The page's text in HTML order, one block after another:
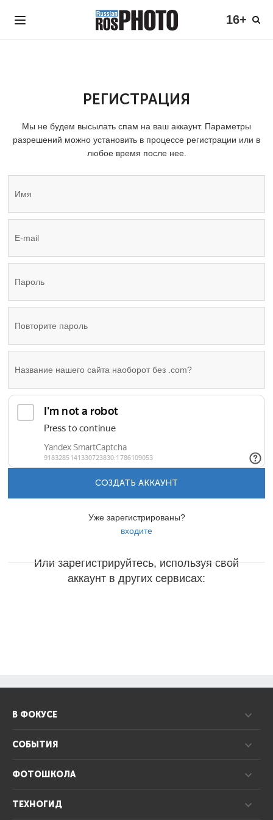
16+
РЕГИСТРАЦИЯ
Мы не будем высылать спам на ваш аккаунт. Параметры
разрешений можно установить в процессе регистрации или в
любое время после нее.
СОЗДАТЬ АККАУНТ
Уже зарегистрированы?
входите
Или зарегистрируйтесь, используя свой
аккаунт в других сервисах:
В ФОКУСЕ
СОБЫТИЯ
ФОТОШКОЛА
ТЕХНОГИД